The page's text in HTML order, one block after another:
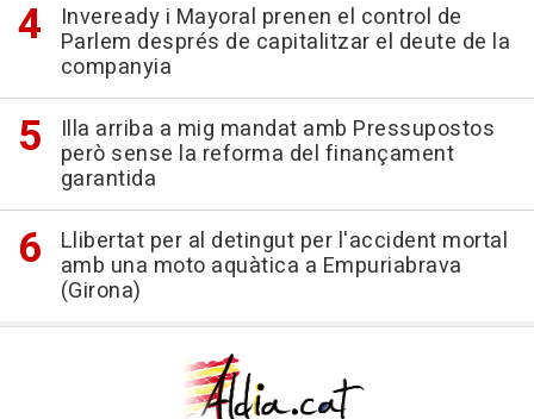
Inveready i Mayoral prenen el control de
Parlem després de capitalitzar el deute de la
companyia
Illa arriba a mig mandat amb Pressupostos
però sense la reforma del finançament
garantida
Llibertat per al detingut per l'accident mortal
amb una moto aquàtica a Empuriabrava
(Girona)